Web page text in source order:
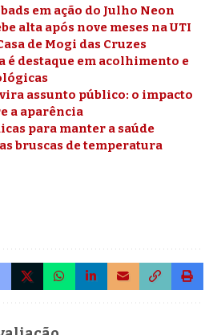
em ação do Julho Neon
alta após nove meses na UTI
de Mogi das Cruzes
é destaque em acolhimento e
assunto público: o impacto
a aparência
para manter a saúde
bruscas de temperatura